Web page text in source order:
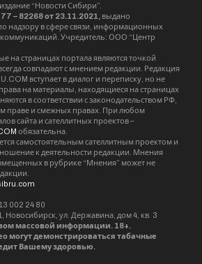
“Новости Сибири”.
– 82268 от 23.11.2021, выдано
надзору в сфере связи, информационных
коммуникаций. Учредитель: ООО “Центр
на страницах портала являются точкой
совпадают с мнением редакции. Редакция
вступает в диалог и переписку, но не
на материалы, находящиеся на страницах
в соответствии с законодательством РФ,
праве и смежных правах. При любом
сайта и сателлитных проектов –
обязательна.
самостоятельным сателлитным проектом и
к деятельности редакции. Мнения
в рубрике “Мнения” может не
002 24 80
Новосибирск, ул. Державина, дом 4, кв. 3
массовой информации. 18+.
могут демонстрироваться табачные
Вашему здоровью.